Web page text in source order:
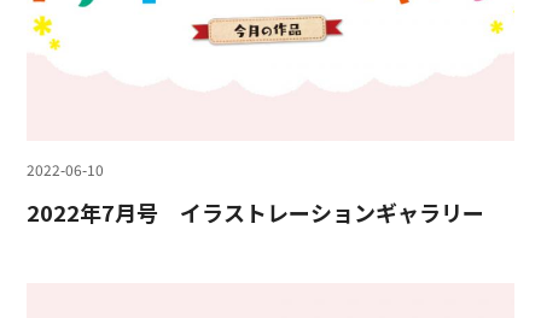
2022-06-10
2022年7月号 イラストレーションギャラリー